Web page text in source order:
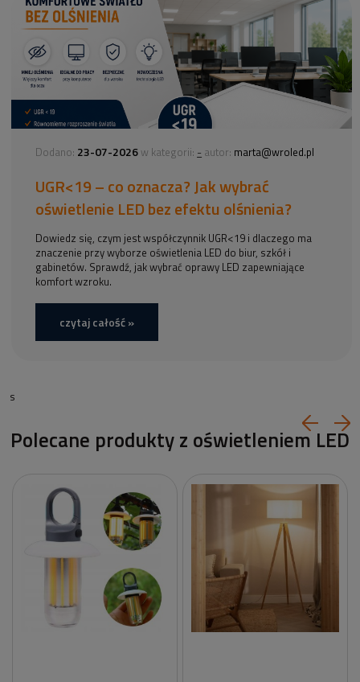
Dodano: 23-07-2026 w kategorii: - autor: marta@wroled.pl
UGR<19 – co oznacza? Jak wybrać
oświetlenie LED bez efektu olśnienia?
Dowiedz się, czym jest współczynnik UGR<19 i dlaczego ma
znaczenie przy wyborze oświetlenia LED do biur, szkół i
gabinetów. Sprawdź, jak wybrać oprawy LED zapewniające
komfort wzroku.
czytaj całość »
s
Polecane produkty z oświetleniem LED